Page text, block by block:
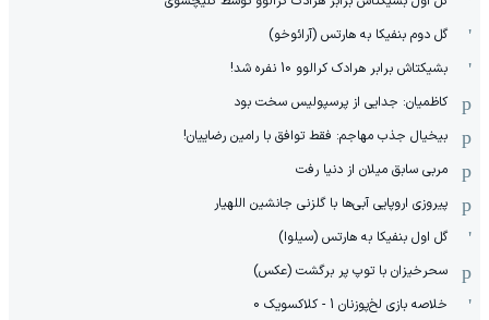
گل دوم بنفیکا به هارتس (آرائوخو)
بشیکتاش برابر هرادک کرالوو 10 نفره شد!
کاظمیان: جدایی از پرسپولیس سخت بود
بیخیال جذب مهاجم: فقط توافق با رامین رضاییان!
مربی سابق میلان از دنیا رفت
پیروزی اروپایی آبی‌ها با گلزنی جانشین اللهیار
گل اول بنفیکا به هارتس (سیلوا)
سحرخیزان با توپ پر برگشت (عکس)
خلاصه بازی لخ‌پوزنان 1 - کلاکسویک 0